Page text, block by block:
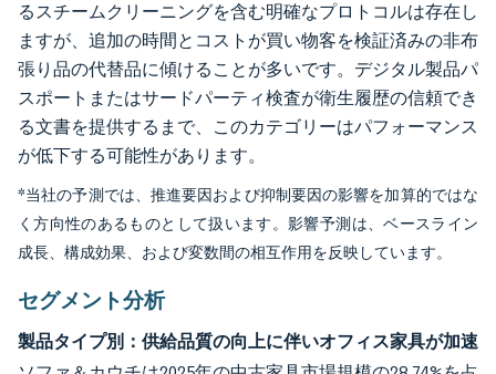
るスチームクリーニングを含む明確なプロトコルは存在し
ますが、追加の時間とコストが買い物客を検証済みの非布
張り品の代替品に傾けることが多いです。デジタル製品パ
スポートまたはサードパーティ検査が衛生履歴の信頼でき
る文書を提供するまで、このカテゴリーはパフォーマンス
が低下する可能性があります。
*当社の予測では、推進要因および抑制要因の影響を加算的ではな
く方向性のあるものとして扱います。影響予測は、ベースライン
成長、構成効果、および変数間の相互作用を反映しています。
セグメント分析
製品タイプ別：供給品質の向上に伴いオフィス家具が加速